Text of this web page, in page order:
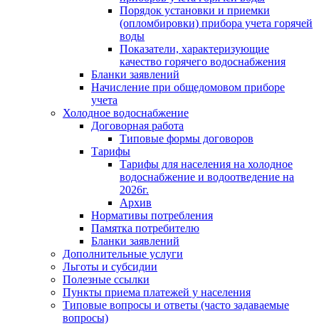
Порядок установки и приемки
(опломбировки) прибора учета горячей
воды
Показатели, характеризующие
качество горячего водоснабжения
Бланки заявлений
Начисление при общедомовом приборе
учета
Холодное водоснабжение
Договорная работа
Типовые формы договоров
Тарифы
Тарифы для населения на холодное
водоснабжение и водоотведение на
2026г.
Архив
Нормативы потребления
Памятка потребителю
Бланки заявлений
Дополнительные услуги
Льготы и субсидии
Полезные ссылки
Пункты приема платежей у населения
Типовые вопросы и ответы (часто задаваемые
вопросы)